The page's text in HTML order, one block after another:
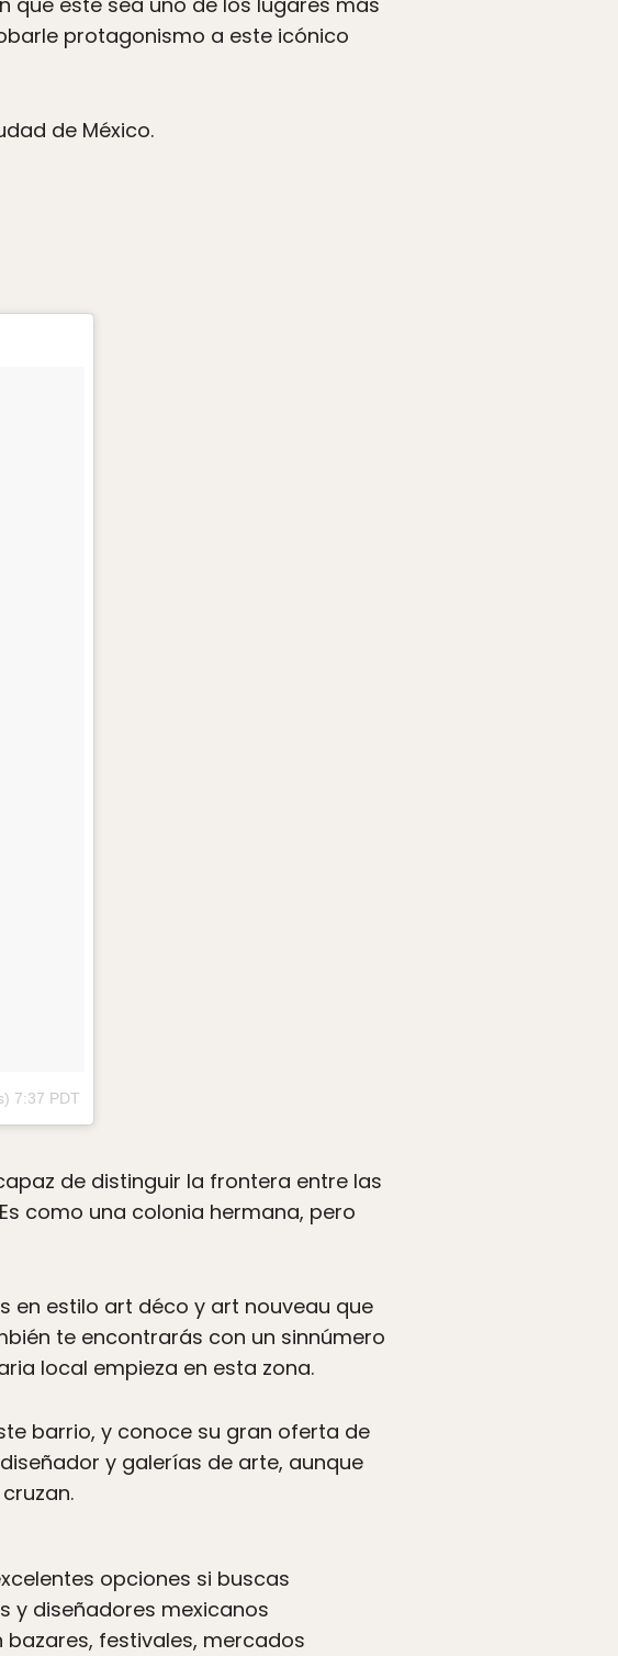
protagonismo a este icónico
de México.
7:37 PDT
de distinguir la frontera entre las
como una colonia hermana, pero
en estilo art déco y art nouveau que
te encontrarás con un sinnúmero
local empieza en esta zona.
barrio, y conoce su gran oferta de
y galerías de arte, aunque
opciones si buscas
y diseñadores mexicanos
festivales, mercados